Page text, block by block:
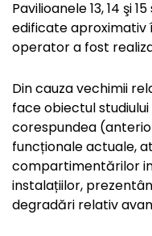
Pavilioanele 13, 14 şi
edificate aproximativ
operator a fost
Din cauza vechimii
face obiectul
corespundea
funcționale actuale,
compartimentărilor
instalațiilor,
degradări relativ